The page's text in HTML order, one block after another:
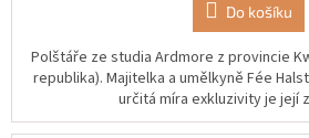
Do košíku
Polštáře ze studia Ardmore z provincie
republika). Majitelka a umělkyně Fée
určitá míra exkluzivity je její